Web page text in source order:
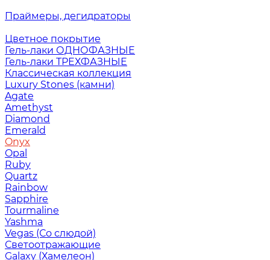
Праймеры, дегидраторы
Цветное покрытие
Гель-лаки ОДНОФАЗНЫЕ
Гель-лаки ТРЕХФАЗНЫЕ
Классическая коллекция
Luxury Stones (камни)
Agate
Amethyst
Diamond
Emerald
Onyx
Opal
Ruby
Quartz
Rainbow
Sapphire
Tourmaline
Yashma
Vegas (Со слюдой)
Светоотражающие
Galaxy (Хамелеон)